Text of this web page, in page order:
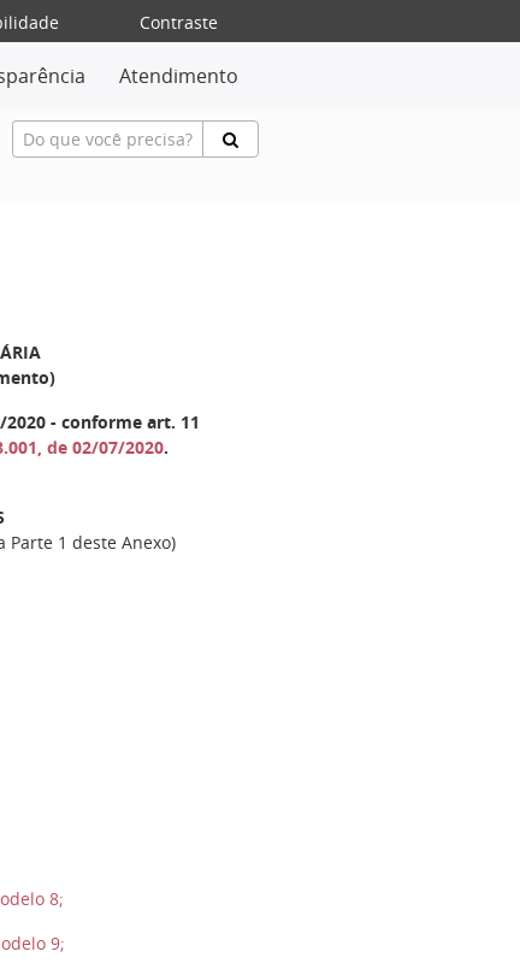
Contraste
Atendimento
2020 - conforme art. 11
de 02/07/2020.
Parte 1 deste Anexo)
8;
9;